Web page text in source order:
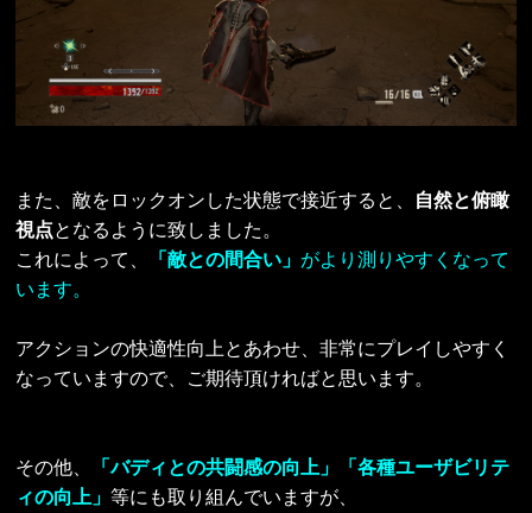
また、敵をロックオンした状態で接近すると、 自然と俯瞰
視点となるように致しました。
これによって、
「敵との間合い」 がより測りやすくなって
います。
アクションの快適性向上とあわせ、非常にプレイしやすく
なっていますので、ご期待頂ければと思います。
その他、
「バディとの共闘感の向上」「各種ユーザビリテ
ィの向上」等にも取り組んでいますが、